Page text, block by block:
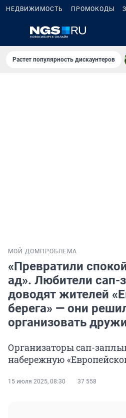
НЕДВИЖИМОСТЬ ПРОМОКОДЫ
Растет популярность дискаунтеров
МОЙ ДОМ ПРОБЛЕМА
«Превратили
ад». Любители сап-
доводят жителей
берега» — они
организовать
Организаторы сап-
набережную
15 июля 2025, 08:30 37 558